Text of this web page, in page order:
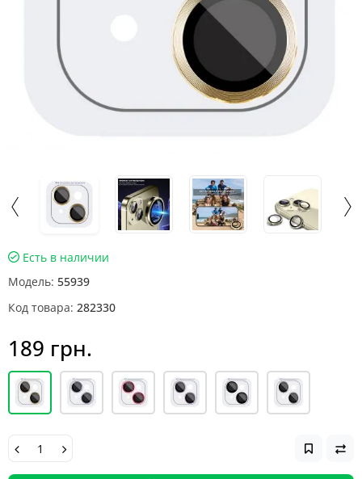
Есть в наличии
Модель: 55939
Код товара: 282330
189 грн.